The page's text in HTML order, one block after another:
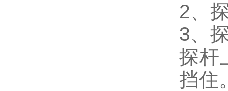
2、
3、
探杆
挡住